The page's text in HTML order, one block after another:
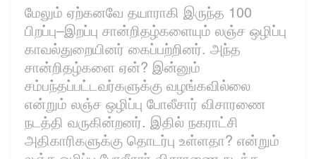
மேலும் ஏற்கனவே தயாராகி இருந்த 100
பிறப்பு–இறப்பு சான்றிதழ்களையும் லஞ்ச ஒழிப்பு
காவல்துறையினர் கைப்பற்றினர். அந்த
சான்றிதழ்களை ஏன்? இன்னும்
சம்பந்தப்பட்டவர்களுக்கு வழங்கவில்லை
என்றும் லஞ்ச ஒழிப்பு போலீசார் விசாரணை
நடத்தி வருகின்றனர். இதில் நகராட்சி
அதிகாரிகளுக்கு தொடர்பு உள்ளதா? என்றும்